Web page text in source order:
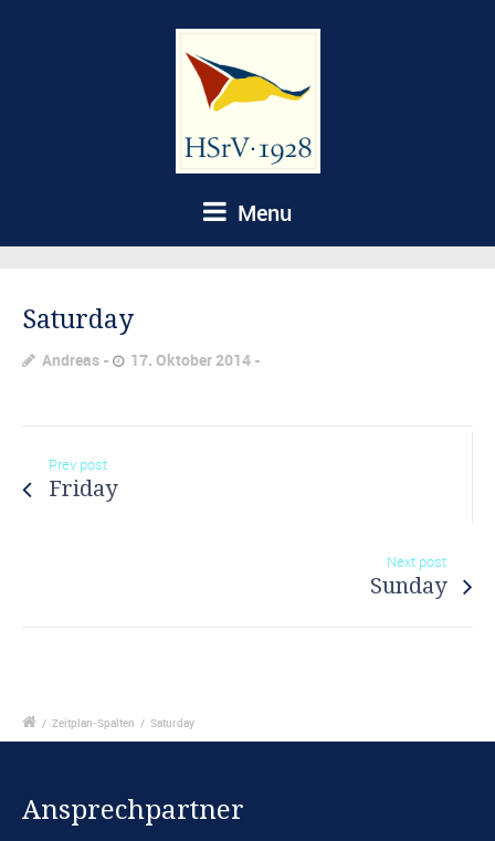
Menu
Saturday
Andreas 17. Oktober 2014
Prev post
Friday
Next post
Sunday
/ Zeitplan-Spalten / Saturday
Ansprechpartner